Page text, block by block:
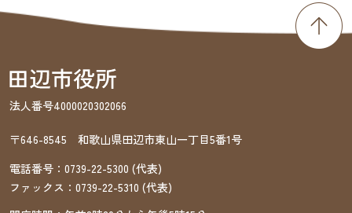
法人番号4000020302066
〒646-8545 和歌山県田辺市東山一丁目5番1号
電話番号： 0739-22-5300 (代表)
ファックス： 0739-22-5310 (代表)